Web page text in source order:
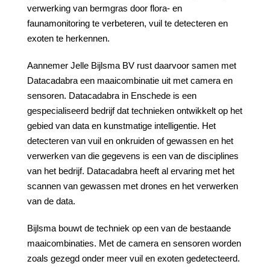
verwerking van bermgras door flora- en
faunamonitoring te verbeteren, vuil te detecteren en
exoten te herkennen.
Aannemer Jelle Bijlsma BV rust daarvoor samen met
Datacadabra een maaicombinatie uit met camera en
sensoren. Datacadabra in Enschede is een
gespecialiseerd bedrijf dat technieken ontwikkelt op het
gebied van data en kunstmatige intelligentie. Het
detecteren van vuil en onkruiden of gewassen en het
verwerken van die gegevens is een van de disciplines
van het bedrijf. Datacadabra heeft al ervaring met het
scannen van gewassen met drones en het verwerken
van de data.
Bijlsma bouwt de techniek op een van de bestaande
maaicombinaties. Met de camera en sensoren worden
zoals gezegd onder meer vuil en exoten gedetecteerd.